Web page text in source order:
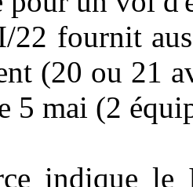
fournit
(20 ou 21
5 mai (2
indique le